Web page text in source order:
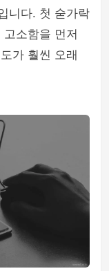
니다. 첫 숟가락
소함을 먼저
가 훨씬 오래